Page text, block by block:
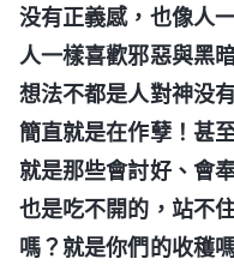
没有正義感，也像人
人一樣喜歡邪惡與黑
想法不都是人對神没
簡直就是在作孽！甚
就是那些會討好、會
也是吃不開的，站不
嗎？就是你們的收穫